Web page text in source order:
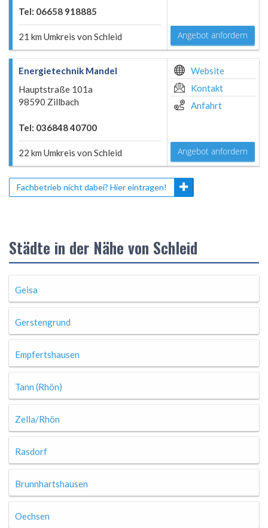
Tel: 06658 918885
21 km Umkreis von Schleid Angebot anfordern
Energietechnik Mandel
Hauptstraße 101a
98590 Zillbach
Tel: 036848 40700
22 km Umkreis von Schleid
Website
Kontakt
Anfahrt
Angebot anfordern
Fachbetrieb nicht dabei? Hier eintragen!
Städte in der Nähe von Schleid
Geisa
Gerstengrund
Empfertshausen
Tann (Rhön)
Zella/Rhön
Rasdorf
Brunnhartshausen
Oechsen